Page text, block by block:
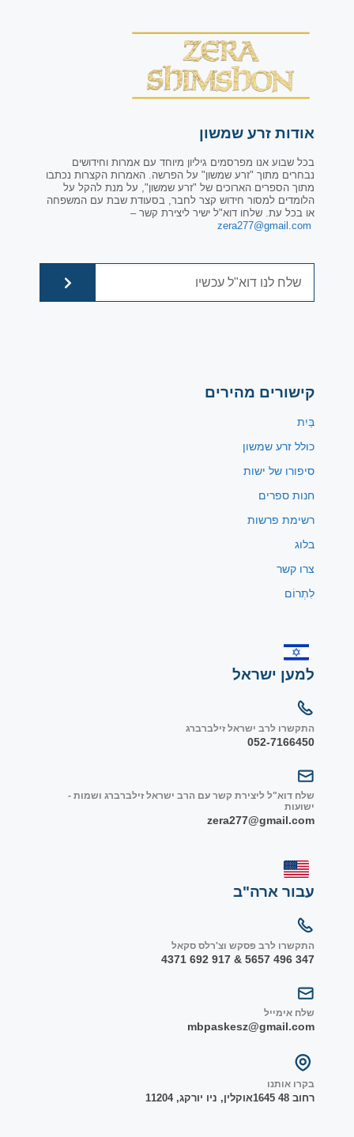
אודות זרע שמשון
בכל שבוע אנו מפרסמים גיליון מיוחד עם אמרות וחידושים
נבחרים מתוך "זרע שמשון" על הפרשה. האמרות הקצרות נכתבו
מתוך הספרים הארוכים של "זרע שמשון", על מנת להקל על
הלומדים למסור חידוש קצר לחבר, בסעודת שבת עם המשפחה
או בכל עת. שלחו דוא"ל ישיר ליצירת קשר –
zera277@gmail.com
קישורים מהירים
בַּיִת
כולל זרע שמשון
סיפורו של ישות
חנות ספרים
רשימת פרשות
בלוג
צרו קשר
לִתְרוֹם
למען ישראל
התקשרו לרב ישראל זילברברג
052-7166450
שלח דוא"ל ליצירת קשר עם הרב ישראל זילברברג ושמות -
ישועות
zera277@gmail.com
עבור ארה"ב
התקשרו לרב פסקש וצ'רלס סקאל
347 496 5657 & 917 692 4371
שלח אימייל
mbpaskesz@gmail.com
בקרו אותנו
רחוב 48 1645 אוקלין, ניו יורקג, 11204